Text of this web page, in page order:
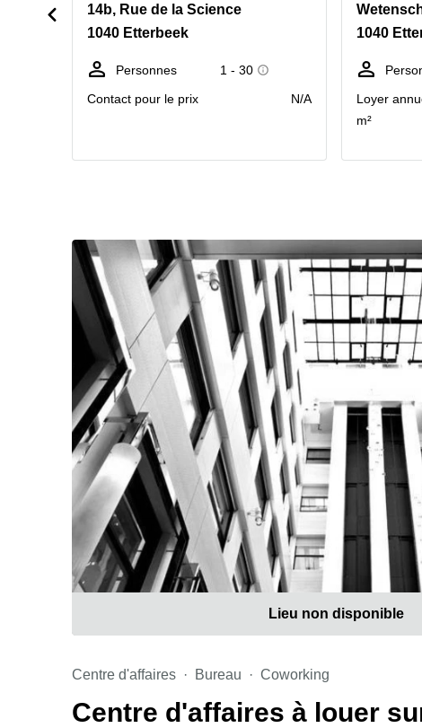
14b, Rue de la Science
1040 Etterbeek
Personnes
1 - 30
Contact pour le prix
N/A
1040
Loyer
m²
Lieu non disponible
Centre d'affaires Bureau Coworking
Centre d'affaires à louer